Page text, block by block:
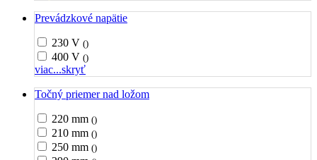
Prevádzkové napätie
230 V ()
400 V ()
viac...skryť
Točný priemer nad ložom
220 mm ()
210 mm ()
250 mm ()